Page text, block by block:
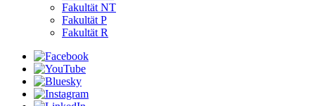
Fakultät NT
Fakultät P
Fakultät R